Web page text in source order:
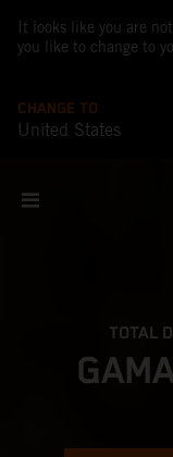
It looks like you are
you like to change to
CHANGE TO
United States
TOTAL